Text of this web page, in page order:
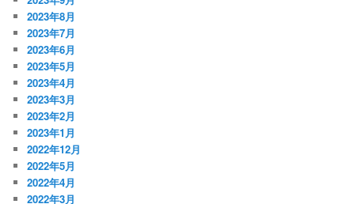
2023年8月
2023年7月
2023年6月
2023年5月
2023年4月
2023年3月
2023年2月
2023年1月
2022年12月
2022年5月
2022年4月
2022年3月